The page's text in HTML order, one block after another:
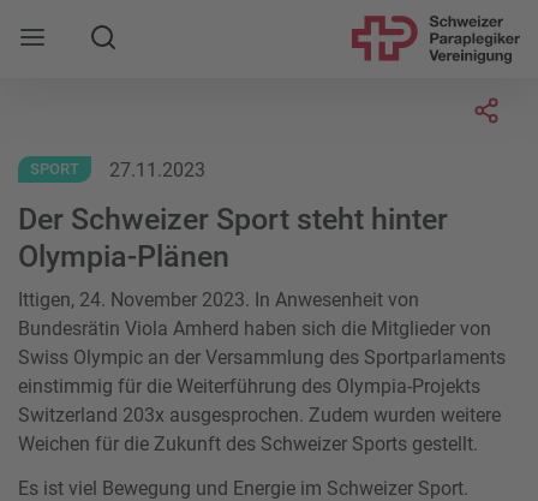
Mobile Navigation öffnen
Suche
SPORT 27.11.2023
Der Schweizer Sport steht hinter
Olympia-Plänen
Ittigen, 24. November 2023. In Anwesenheit von
Bundesrätin Viola Amherd haben sich die Mitglieder von
Swiss Olympic an der Versammlung des Sportparlaments
einstimmig für die Weiterführung des Olympia-Projekts
Switzerland 203x ausgesprochen. Zudem wurden weitere
Weichen für die Zukunft des Schweizer Sports gestellt.
Es ist viel Bewegung und Energie im Schweizer Sport.